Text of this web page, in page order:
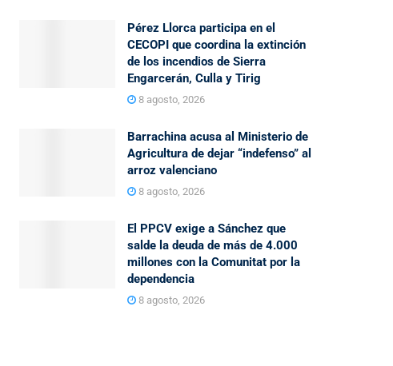
Pérez Llorca participa en el
CECOPI que coordina la extinción
de los incendios de Sierra
Engarcerán, Culla y Tirig
8 agosto, 2026
Barrachina acusa al Ministerio de
Agricultura de dejar “indefenso” al
arroz valenciano
8 agosto, 2026
El PPCV exige a Sánchez que
salde la deuda de más de 4.000
millones con la Comunitat por la
dependencia
8 agosto, 2026